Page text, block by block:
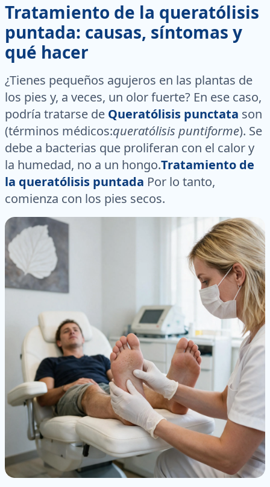
Tratamiento de la queratólisis
puntada: causas, síntomas y
qué hacer
¿Tienes pequeños agujeros en las plantas de
los pies y, a veces, un olor fuerte? En ese caso,
podría tratarse de Queratólisis punctata son
(términos médicos:queratólisis puntiforme). Se
debe a bacterias que proliferan con el calor y
la humedad, no a un hongo.Tratamiento de
la queratólisis puntada Por lo tanto,
comienza con los pies secos.